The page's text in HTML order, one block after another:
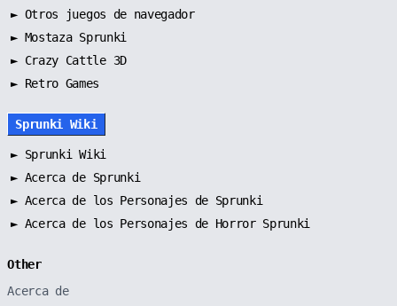
► Otros juegos de navegador
► Mostaza Sprunki
► Crazy Cattle 3D
► Retro Games
Sprunki Wiki
► Sprunki Wiki
► Acerca de Sprunki
► Acerca de los Personajes de Sprunki
► Acerca de los Personajes de Horror Sprunki
Other
Acerca de